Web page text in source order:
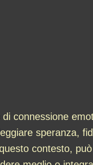
connessione
speranza,
contesto,